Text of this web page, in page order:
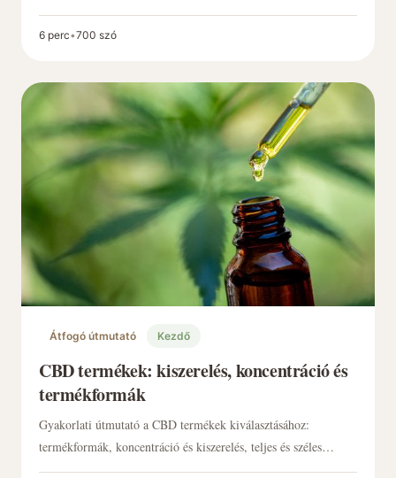
koncentráció, kiszerelés, laborvizsgálat (COA) és a kutatás
jelenlegi állása – érthetően, egy helyen.
6 perc•700 szó
Átfogó útmutató Kezdő
CBD termékek: kiszerelés, koncentráció és
termékformák
Gyakorlati útmutató a CBD termékek kiválasztásához:
termékformák, koncentráció és kiszerelés, teljes és széles
spektrum, izolátum, vivőolajok, laborvizsgálat (COA), tárolás